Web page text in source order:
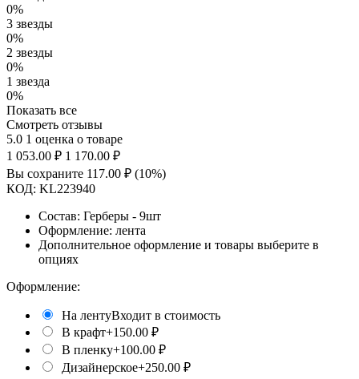
0%
3 звезды
0%
2 звезды
0%
1 звезда
0%
Показать все
Смотреть отзывы
5.0 1 оценка о товаре
1 053.00 ₽ 1 170.00 ₽
Вы сохраните 117.00 ₽ (10%)
КОД: KL223940
Состав: Герберы - 9шт
Оформление: лента
Дополнительное оформление и товары выберите в
опциях
Оформление:
На лентуВходит в стоимость
В крафт+150.00 ₽
В пленку+100.00 ₽
Дизайнерское+250.00 ₽